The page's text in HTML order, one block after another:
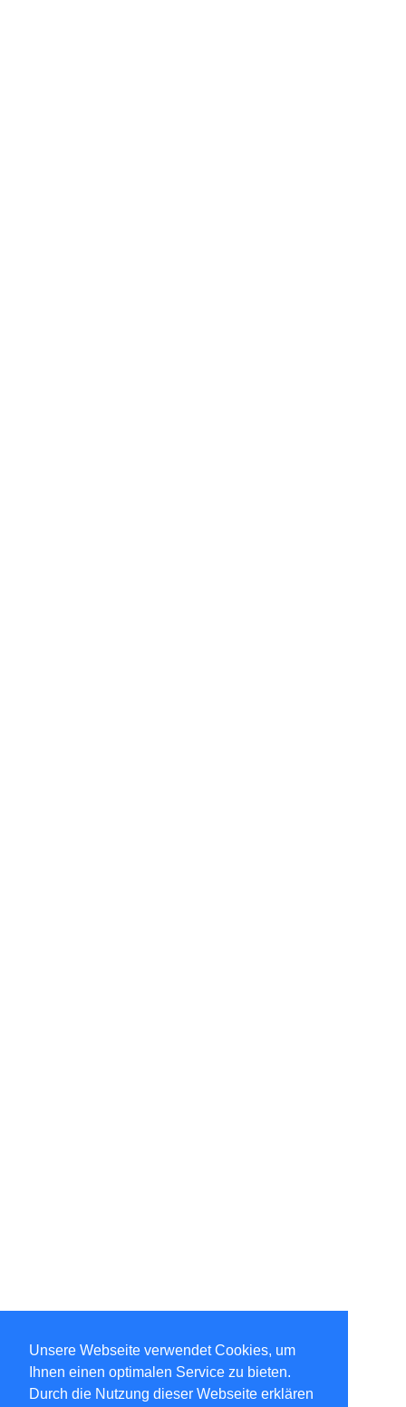
Unsere Webseite verwendet Cookies, um
Ihnen einen optimalen Service zu bieten.
Durch die Nutzung dieser Webseite erklären